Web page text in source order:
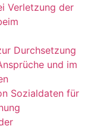
Verletzung der
Durchsetzung
und im
Sozialdaten für